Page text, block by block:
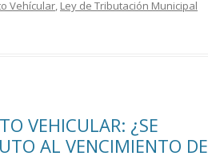
Vehícular, Ley de Tributación Municipal
VEHICULAR: ¿SE
AL VENCIMIENTO DE